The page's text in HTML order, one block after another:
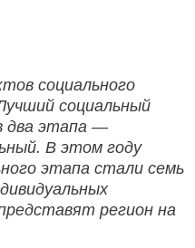
социального
социальный
два этапа —
В этом году
этапа стали семь
регион на